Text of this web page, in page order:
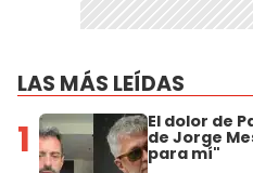
LAS MÁS LEÍDAS
1 El dolor de
de Jorge
para mí"